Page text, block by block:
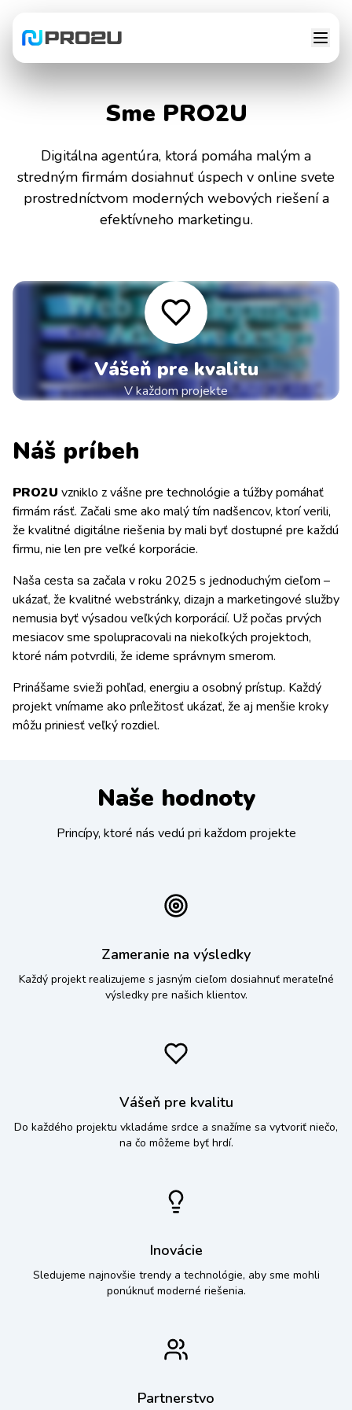
Sme PRO2U
Digitálna agentúra, ktorá pomáha malým a
stredným firmám dosiahnuť úspech v online svete
prostredníctvom moderných webových riešení a
efektívneho marketingu.
Náš príbeh
PRO2U vzniklo z vášne pre technológie a túžby pomáhať
firmám rásť. Začali sme ako malý tím nadšencov, ktorí verili,
že kvalitné digitálne riešenia by mali byť dostupné pre každú
firmu, nie len pre veľké korporácie.
Naša cesta sa začala v roku 2025 s jednoduchým cieľom –
ukázať, že kvalitné webstránky, dizajn a marketingové služby
nemusia byť výsadou veľkých korporácií. Už počas prvých
mesiacov sme spolupracovali na niekoľkých projektoch,
ktoré nám potvrdili, že ideme správnym smerom.
Prinášame svieži pohľad, energiu a osobný prístup. Každý
projekt vnímame ako príležitosť ukázať, že aj menšie kroky
môžu priniesť veľký rozdiel.
Vášeň pre kvalitu
V každom projekte
Naše hodnoty
Princípy, ktoré nás vedú pri každom projekte
Zameranie na výsledky
Každý projekt realizujeme s jasným cieľom dosiahnuť merateľné
výsledky pre našich klientov.
Vášeň pre kvalitu
Do každého projektu vkladáme srdce a snažíme sa vytvoriť niečo,
na čo môžeme byť hrdí.
Inovácie
Sledujeme najnovšie trendy a technológie, aby sme mohli
ponúknuť moderné riešenia.
Partnerstvo